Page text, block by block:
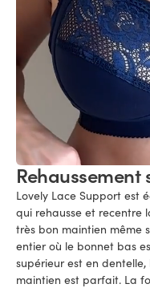
Lovely Lace Support est
qui rehausse et recentre
très bon maintien même
entier où le bonnet bas
supérieur est en
maintien est parfait. La